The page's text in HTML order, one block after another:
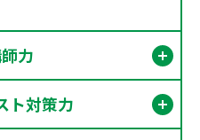
力
ト対策力